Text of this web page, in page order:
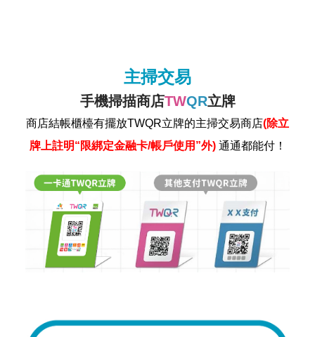
主掃交易
手機掃描商店TWQR立牌
商店結帳櫃檯有擺放TWQR立牌的主掃交易商店(除立
牌上註明“限綁定金融卡/帳戶使用”外)通通都能付！